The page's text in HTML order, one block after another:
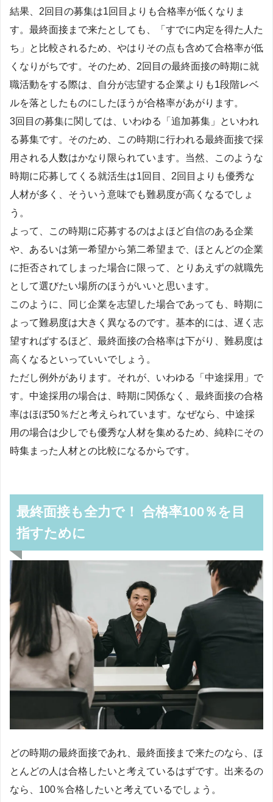
結果、2回目の募集は1回目よりも合格率が低くなりま
す。最終面接まで来たとしても、「すでに内定を得た人た
ち」と比較されるため、やはりその点も含めて合格率が低
くなりがちです。そのため、2回目の最終面接の時期に就
職活動をする際は、自分が志望する企業よりも1段階レベ
ルを落としたものにしたほうが合格率があがります。
3回目の募集に関しては、いわゆる「追加募集」といわれ
る募集です。そのため、この時期に行われる最終面接で採
用される人数はかなり限られています。当然、このような
時期に応募してくる就活生は1回目、2回目よりも優秀な
人材が多く、そういう意味でも難易度が高くなるでしょ
う。
よって、この時期に応募するのはよほど自信のある企業
や、あるいは第一希望から第二希望まで、ほとんどの企業
に拒否されてしまった場合に限って、とりあえずの就職先
として選びたい場所のほうがいいと思います。
このように、同じ企業を志望した場合であっても、時期に
よって難易度は大きく異なるのです。基本的には、遅く志
望すればするほど、最終面接の合格率は下がり、難易度は
高くなるといっていいでしょう。
ただし例外があります。それが、いわゆる「中途採用」で
す。中途採用の場合は、時期に関係なく、最終面接の合格
率はほぼ50％だと考えられています。なぜなら、中途採
用の場合は少しでも優秀な人材を集めるため、純粋にその
時集まった人材との比較になるからです。
最終面接も全力で！ 合格率100％を目
指すために
どの時期の最終面接であれ、最終面接まで来たのなら、ほ
とんどの人は合格したいと考えているはずです。出来るの
なら、100％合格したいと考えているでしょう。